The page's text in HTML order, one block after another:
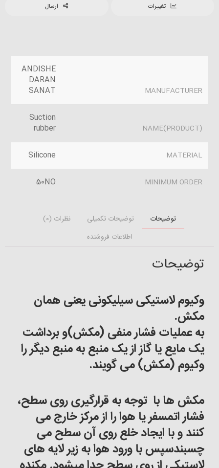
تغییرات ارسال
MANUFACTURER
ANDISHE
DARAN
SANAT
(PRODUCT)NAME
Suction
rubber
MATERIAL
Silicone
MINIMUM ORDER
50NO
توضیحات توضیحات تکمیلی
نظرات (0)
اطلاعات فروشنده
توضیحات
وکیوم لاستیکی سیلیکونی یعنی همان
مکش.
به عملیات فشار منفی (مکش)و برداشت
یک مایع یا گاز از یک منبع به منبع دیگر را
وکیوم (مکش) می گویند.
مکش ها با توجه به قرارگیری روی سطح،
فشار اتمسفر یا هوا را از مرکز خارج می
کنند و با ایجاد خلع روی آن سطح می
چسبندسپس با ورود هوا به زیر لایه های